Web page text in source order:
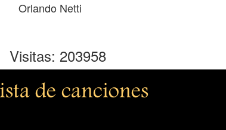
Orlando Netti
Visitas: 203958
de canciones